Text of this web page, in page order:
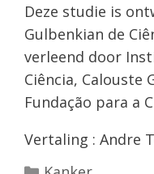
Deze studie is
Gulbenkian de
verleend door
Ciência, Calouste
Fundação para a
Vertaling : Andre
Categorieën